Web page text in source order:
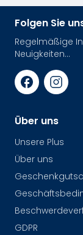
Folgen Sie
Regelmäßige
Neuigkeiten...
Über uns
Unsere Plus
Über uns
GDPR